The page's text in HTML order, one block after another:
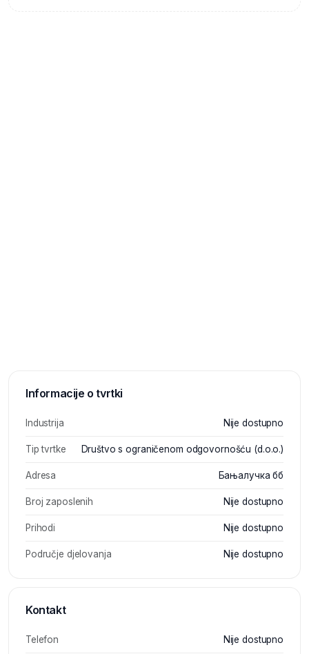
Informacije o tvrtki
Industrija Nije dostupno
Tip tvrtke Društvo s ograničenom odgovornošću (d.o.o.)
Adresa Бањалучка бб
Broj zaposlenih Nije dostupno
Prihodi Nije dostupno
Područje djelovanja Nije dostupno
Kontakt
Telefon Nije dostupno